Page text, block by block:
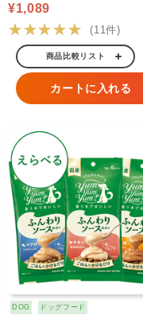
¥1,089
★★★★★ (11件)
商品比較リスト
カートに入れる
DOG ドッグフード